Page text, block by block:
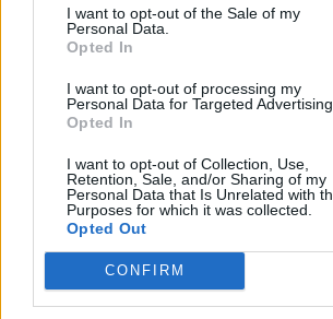
I want to opt-out of the Sale of my
Personal Data.
Opted In
I want to opt-out of processing my
Personal Data for Targeted Advertising.
Opted In
I want to opt-out of Collection, Use,
Retention, Sale, and/or Sharing of my
Personal Data that Is Unrelated with
Purposes for which it was collected.
Opted Out
CONFIRM
KAPCSOLÓDÓ MŰTÁRGYAK